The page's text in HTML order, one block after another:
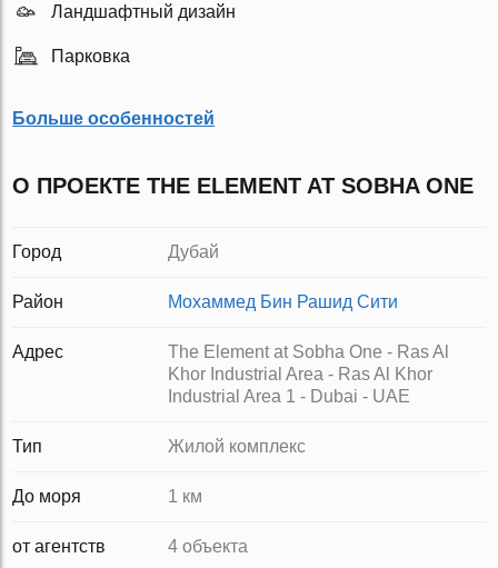
Ландшафтный дизайн
Парковка
Больше особенностей
О ПРОЕКТЕ THE ELEMENT AT SOBHA ONE
Город Дубай
Район Мохаммед Бин Рашид Сити
Адрес
The Element at Sobha One - Ras Al
Khor Industrial Area - Ras Al Khor
Industrial Area 1 - Dubai - UAE
Тип Жилой комплекс
До моря 1 км
от агентств 4 объекта